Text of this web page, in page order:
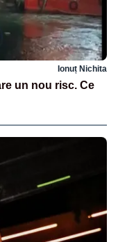
Ionuț Nichita
un nou risc. Ce